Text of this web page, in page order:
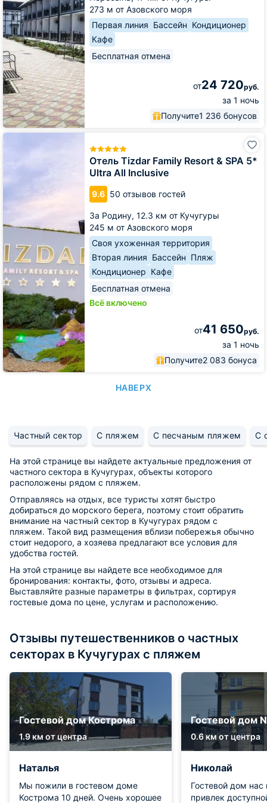
273 м от Азовского моря
Первая линия Бассейн Кондиционер
Кафе
Бесплатная отмена
от24 720руб.
за 1 ночь
Получите1 236 бонусов
Отель Tizdar Family Resort & SPA 5*
Ultra All Inclusive
9.6 50 отзывов гостей
За Родину, 12.3 км от Кучугуры
245 м от Азовского моря
Своя ухоженная территория
Вторая линия Бассейн Пляж
Кондиционер Кафе
Бесплатная отмена
Всё включено
от41 650руб.
за 1 ночь
Получите2 083 бонуса
Отель
All
НАВЕРХ
Частный сектор С пляжем С песчаным пляжем С
На этой странице вы найдете актуальные предложения от
частного сектора в Кучугурах, объекты которого
расположены рядом с пляжем.
Отправляясь на отдых, все туристы хотят быстро
добираться до морского берега, поэтому стоит обратить
внимание на частный сектор в Кучугурах рядом с
пляжем. Такой вид размещения вблизи побережья обычно
стоит недорого, а хозяева предлагают все условия для
удобства гостей.
На этой странице вы найдете все необходимое для
бронирования: контакты, фото, отзывы и адреса.
Выставляйте разные параметры в фильтрах, сортируя
гостевые дома по цене, услугам и расположению.
Отзывы путешественников о частных
секторах в Кучугурах с пляжем
Гостевой дом Кострома
1.9 км от центра
Наталья
Мы пожили в гостевом доме
Кострома 10 дней. Очень хорошее
Гостевой дом
0.6 км от центра
Николай
Гостевой дом нас
привлек